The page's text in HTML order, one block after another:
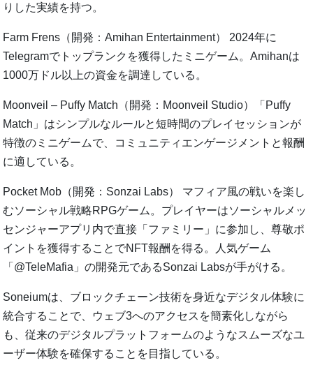
りした実績を持つ。
Farm Frens（開発：Amihan Entertainment） 2024年に
Telegramでトップランクを獲得したミニゲーム。Amihanは
1000万ドル以上の資金を調達している。
Moonveil – Puffy Match（開発：Moonveil Studio）「Puffy
Match」はシンプルなルールと短時間のプレイセッションが
特徴のミニゲームで、コミュニティエンゲージメントと報酬
に適している。
Pocket Mob（開発：Sonzai Labs） マフィア風の戦いを楽し
むソーシャル戦略RPGゲーム。プレイヤーはソーシャルメッ
センジャーアプリ内で直接「ファミリー」に参加し、尊敬ポ
イントを獲得することでNFT報酬を得る。人気ゲーム
「@TeleMafia」の開発元であるSonzai Labsが手がける。
Soneiumは、ブロックチェーン技術を身近なデジタル体験に
統合することで、ウェブ3へのアクセスを簡素化しながら
も、従来のデジタルプラットフォームのようなスムーズなユ
ーザー体験を確保することを目指している。